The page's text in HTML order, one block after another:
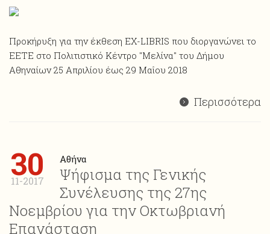
Προκήρυξη για την έκθεση ΕΧ-LIBRIS που διοργανώνει το
ΕΕΤΕ στο Πολιτιστικό Κέντρο "Μελίνα" του Δήμου
Αθηναίων 25 Απριλίου έως 29 Μαΐου 2018
Περισσότερα
30
11-2017
Αθήνα
Ψήφισμα της Γενικής
Συνέλευσης της 27ης
Νοεμβρίου για την Οκτωβριανή
Επανάσταση